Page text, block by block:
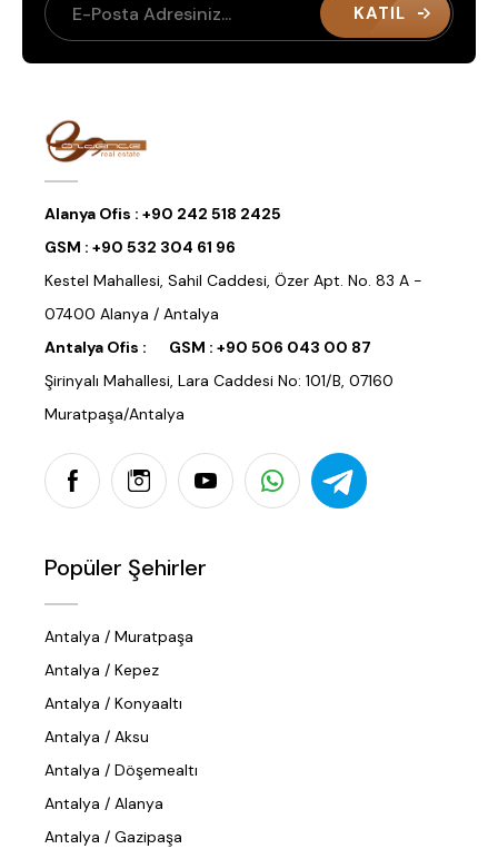
KATIL
Alanya Ofis : +90 242 518 2425
GSM : +90 532 304 61 96
Kestel Mahallesi, Sahil Caddesi, Özer Apt. No. 83 A -
07400 Alanya / Antalya
Antalya Ofis :
GSM : +90 506 043 00 87
Şirinyalı Mahallesi, Lara Caddesi No: 101/B, 07160
Muratpaşa/Antalya
Popüler Şehirler
Antalya / Muratpaşa
Antalya / Kepez
Antalya / Konyaaltı
Antalya / Aksu
Antalya / Döşemealtı
Antalya / Alanya
Antalya / Gazipaşa